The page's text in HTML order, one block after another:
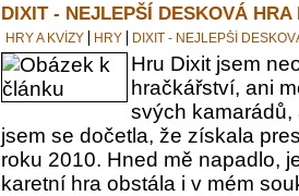
DIXIT - NEJLEPŠÍ DESKOVÁ HRA
HRY A KVÍZY HRY DIXIT - NEJLEPŠÍ
Hru Dixit jsem
hračkářství, ani
svých kamarádů,
jsem se dočetla, že získala
roku 2010. Hned mě napadlo,
karetní hra obstála i v mém